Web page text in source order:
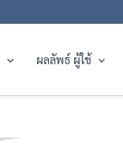
ผลลัพธ์ ผู้ใช้